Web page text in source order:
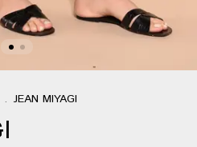
. JEAN MIYAGI